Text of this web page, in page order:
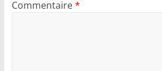
Commentaire*